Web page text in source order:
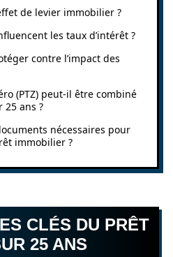
de levier immobilier ?
les taux d’intérêt ?
contre l’impact des
(PTZ) peut-il être combiné
25 ans ?
nécessaires pour
immobilier ?
CLÉS DU PRÊT
25 ANS